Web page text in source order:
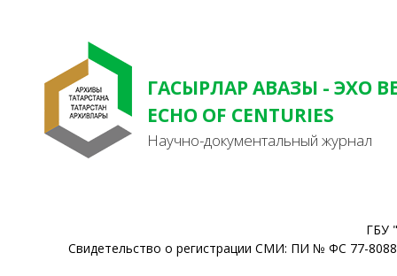
ГАСЫРЛАР АВАЗЫ - ЭХО
ECHO OF CENTURIES
Научно-документальный журнал
ГБУ
Свидетельство о регистрации СМИ: ПИ № ФС 77-